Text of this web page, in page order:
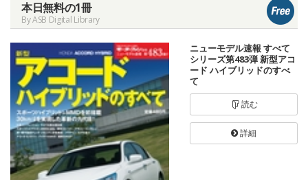
本日無料の1冊
By ASB Digital Library
ニューモデル速報 すべて
シリーズ第483弾 新型アコ
ード ハイブリッドのすべ
て
読む
詳細